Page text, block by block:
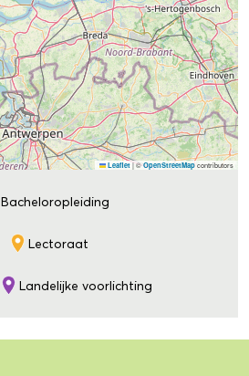
Leaflet |©OpenStreetMap contributors
Bacheloropleiding
Lectoraat
Landelijke voorlichting